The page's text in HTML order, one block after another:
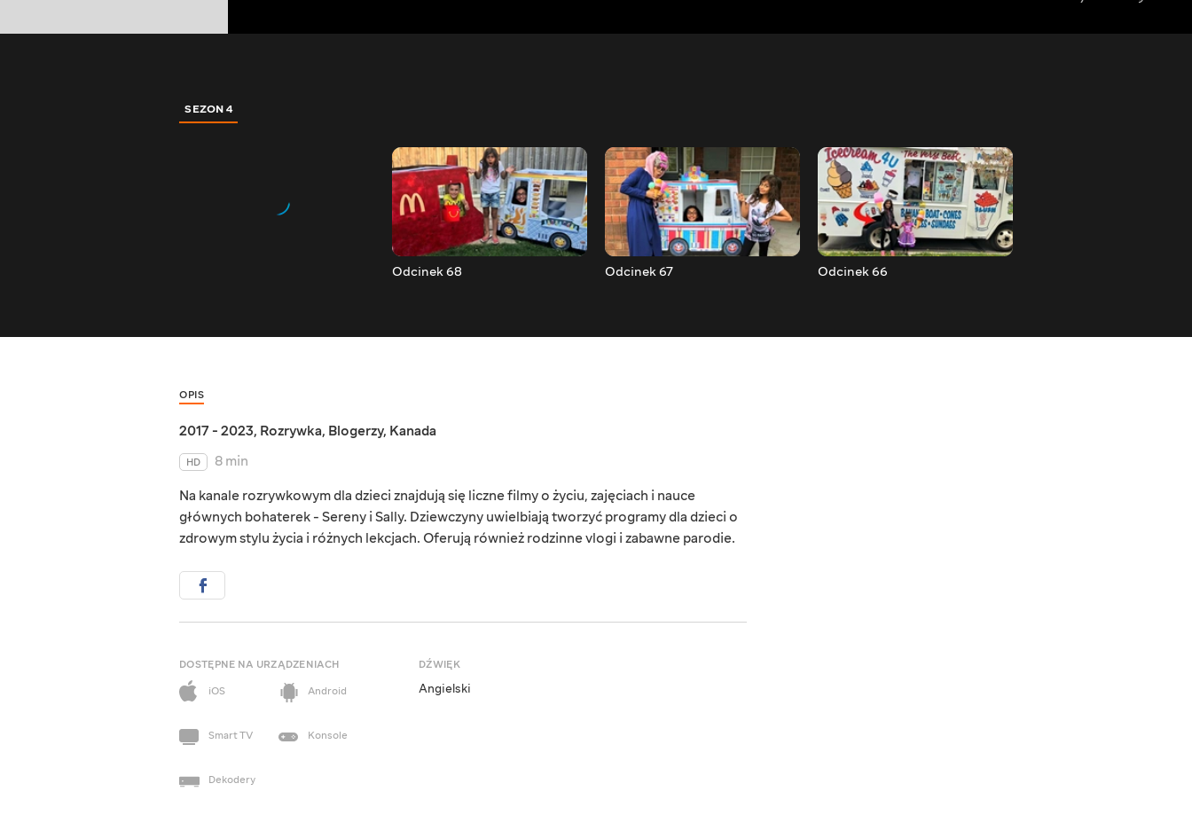
SEZON 4
Odcinek 68 Odcinek 67 Odcinek 66
OPIS
2017 - 2023, Rozrywka, Blogerzy, Kanada
HD
8 min
Na kanale rozrywkowym dla dzieci znajdują się liczne filmy o życiu, zajęciach i nauce
głównych bohaterek - Sereny i Sally. Dziewczyny uwielbiają tworzyć programy dla dzieci o
zdrowym stylu życia i różnych lekcjach. Oferują również rodzinne vlogi i zabawne parodie.
DOSTĘPNE NA URZĄDZENIACH
iOS
Android
Smart TV Konsole
Dekodery
DŹWIĘK
Angielski